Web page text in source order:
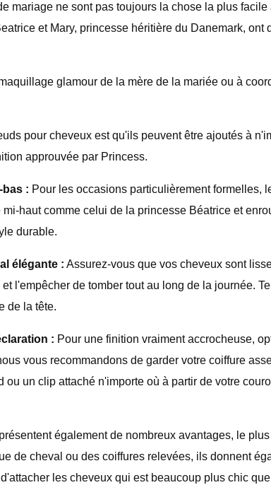
mariage ne sont pas toujours la chose la plus
et Mary, princesse héritière du Danemark,
glamour de la mère de la mariée ou à
pour cheveux est qu'ils peuvent être ajoutés à
approuvée par Princess.
bas : Pour les occasions particulièrement formelles,
haut comme celui de la princesse Béatrice et
durable.
élégante : Assurez-vous que vos cheveux sont
l'empêcher de tomber tout au long de la journée.
de la tête.
: Pour une finition vraiment accrocheuse,
vous recommandons de garder votre coiffure
un clip attaché n'importe où à partir de votre
également de nombreux avantages, le
de cheval ou des coiffures relevées, ils donnent
les cheveux qui est beaucoup plus chic